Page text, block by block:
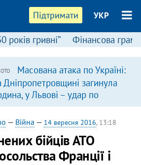
Підтримати УКР
років гривні” Фінансова
Масована атака по Україні:
Дніпропетровщині загинула
у Львові – удар по
— Війна — 14 вересня 2016, 13:18
бійців АТО
Франції і